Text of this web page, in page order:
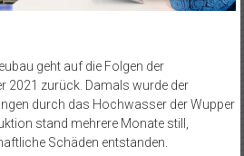
geht auf die Folgen der
2021 zurück. Damals wurde der
durch das Hochwasser der Wupper
stand mehrere Monate still,
Schäden entstanden.